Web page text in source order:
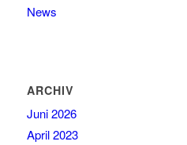
News
ARCHIV
Juni 2026
April 2023